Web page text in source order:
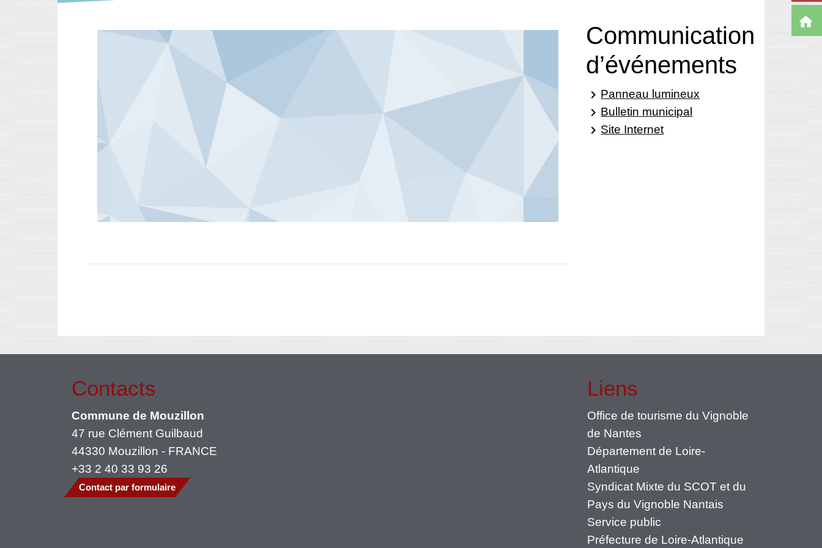
Communication
d’événements
keyboard_arrow_right Panneau lumineux
keyboard_arrow_right Bulletin municipal
keyboard_arrow_right Site Internet
home
Contacts
Commune de Mouzillon
47 rue Clément Guilbaud
44330 Mouzillon - FRANCE
+33 2 40 33 93 26
Contact par formulaire
Liens
Office de tourisme du Vignoble
de Nantes
Département de Loire-
Atlantique
Syndicat Mixte du SCOT et du
Pays du Vignoble Nantais
Service public
Préfecture de Loire-Atlantique